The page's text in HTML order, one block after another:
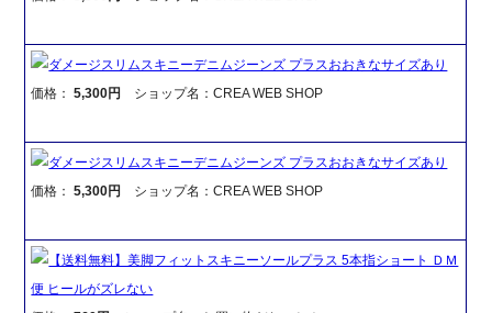
ダメージスリムスキニーデニムジーンズ プラスおおきなサイズあり
価格：5,300円 ショップ名：CREA WEB SHOP
ダメージスリムスキニーデニムジーンズ プラスおおきなサイズあり
価格：5,300円 ショップ名：CREA WEB SHOP
【送料無料】美脚フィットスキニーソールプラス 5本指ショート ＤＭ
便 ヒールがズレない